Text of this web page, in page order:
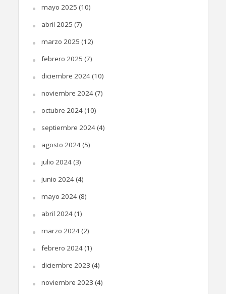
mayo 2025 (10)
abril 2025 (7)
marzo 2025 (12)
febrero 2025 (7)
diciembre 2024(10)
noviembre 2024(7)
octubre 2024(10)
septiembre 2024(4)
agosto 2024(5)
julio 2024(3)
junio 2024(4)
mayo 2024(8)
abril 2024(1)
marzo 2024(2)
febrero 2024(1)
diciembre 2023 (4)
noviembre 2023 (4)